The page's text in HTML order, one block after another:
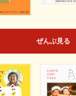
ぜんぶ見る